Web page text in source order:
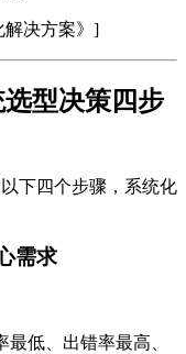
解决方案》]
型决策四步
下四个步骤，系统化
需求
最低、出错率最高、